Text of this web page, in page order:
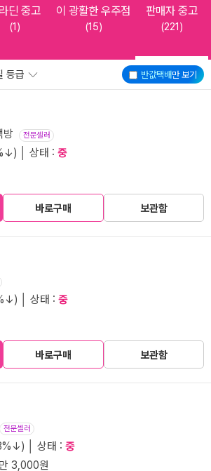
딘 중고
(1)
이 광활한 우주점
(15)
판매자 중고
(221)
반값택배만 보기
등급
방 전문셀러
│ 상태 : 중
바로구매 보관함
│ 상태 : 중
바로구매 보관함
전문셀러
│ 상태 : 중
3,000원